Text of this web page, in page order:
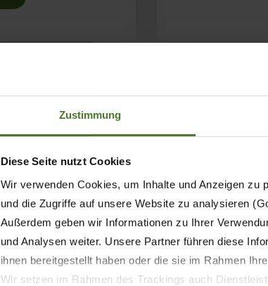
Zustimmung
Diese Seite nutzt Cookies
Wir verwenden Cookies, um Inhalte und Anzeigen
und die Zugriffe auf unsere Website zu analysieren
Außerdem geben wir Informationen zu Ihrer
und Analysen weiter. Unsere Partner führen diese
ihnen bereitgestellt haben oder die sie im Rahmen
Wir setzen im Rahmen des Trackings auch
21.05.2026